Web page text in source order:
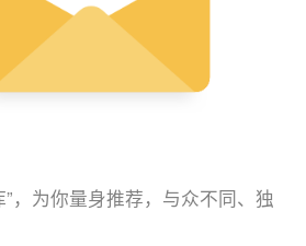
”，为你量身推荐，与众不同、独